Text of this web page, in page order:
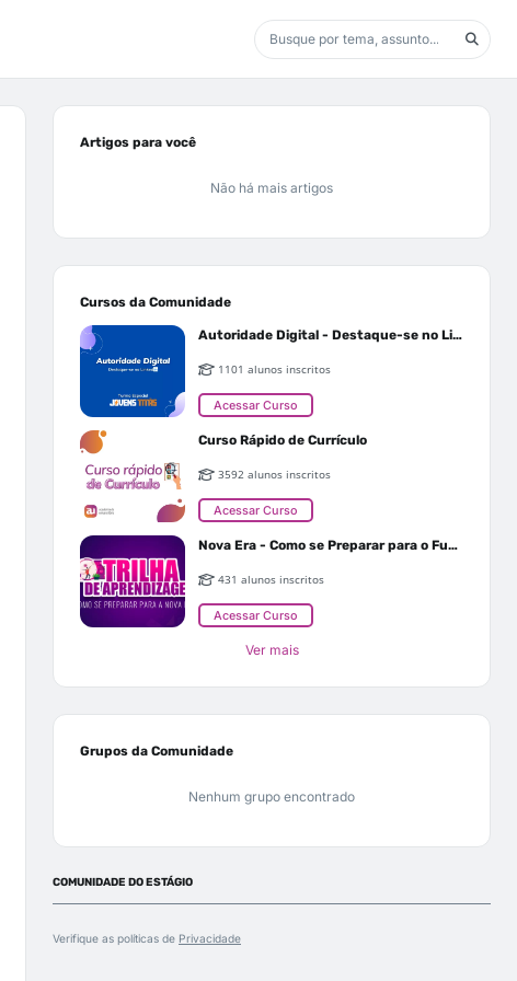
Artigos para você
Não há mais artigos
Cursos da Comunidade
Autoridade Digital - Destaque-se no Linkedin
1101 alunos inscritos
Acessar Curso
Curso Rápido de Currículo
3592 alunos inscritos
Acessar Curso
Nova Era - Como se Preparar para o Futuro
431 alunos inscritos
Acessar Curso
Ver mais
Grupos da Comunidade
Nenhum grupo encontrado
COMUNIDADE DO ESTÁGIO
Verifique as políticas de Privacidade